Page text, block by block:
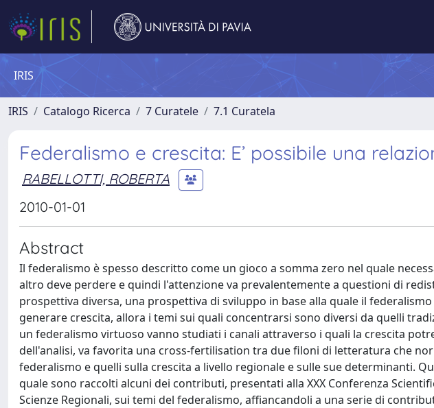
IRIS
IRIS Catalogo Ricerca 7 Curatele 7.1 Curatela
Federalismo e crescita: E’ possibile una
RABELLOTTI, ROBERTA
2010-01-01
Abstract
Il federalismo è spesso descritto come un gioco a somma zero nel quale
altro deve perdere e quindi l'attenzione va prevalentemente a questioni di
prospettiva diversa, una prospettiva di sviluppo in base alla quale il
generare crescita, allora i temi sui quali concentrarsi sono diversi da quelli
un federalismo virtuoso vanno studiati i canali attraverso i quali la crescita
dell'analisi, va favorita una cross-fertilisation tra due filoni di letteratura che
federalismo e quelli sulla crescita a livello regionale e sulle sue determinanti.
quale sono raccolti alcuni dei contributi, presentati alla XXX Conferenza
Scienze Regionali, sui temi del federalismo, affiancandoli a una serie di